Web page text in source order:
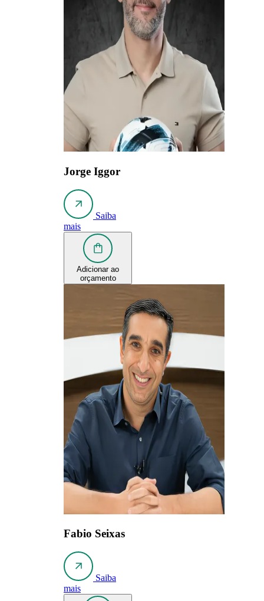
Jorge Iggor
Saiba
mais
Adicionar ao
orçamento
Fabio Seixas
Saiba
mais